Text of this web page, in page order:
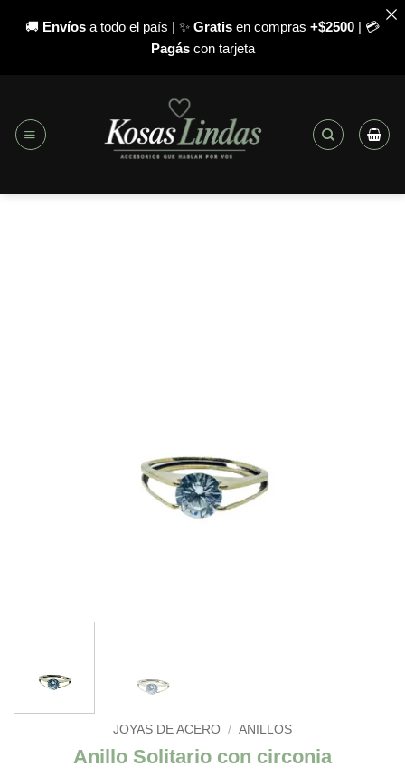
🚚 Envíos a todo el país | ✨ Gratis en compras +$2500 | 💳
Pagáscon tarjeta
contenido
JOYAS DE ACERO / ANILLOS
Anillo Solitario con circonia